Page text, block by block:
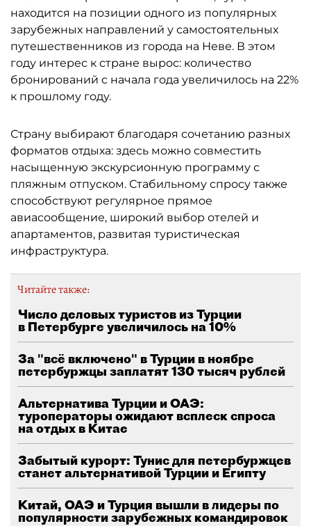
находится на позиции одного из популярных
зарубежных направлений у самостоятельных
путешественников из города на Неве. В этом
году интерес к стране вырос: количество
бронирований с начала года увеличилось на 22%
к прошлому году.
Страну выбирают благодаря сочетанию разных
форматов отдыха: здесь можно совместить
насыщенную экскурсионную программу с
пляжным отпуском. Стабильному спросу также
способствуют регулярное прямое
авиасообщение, широкий выбор отелей и
апартаментов, развитая туристическая
инфраструктура.
Читайте также:
Число деловых туристов из Турции
в Петербурге увеличилось на 10%
За "всё включено" в Турции в ноябре
петербуржцы заплатят 130 тысяч рублей
Альтернатива Турции и ОАЭ:
туроператоры ожидают всплеск спроса
на отдых в Китае
Забытый курорт: Тунис для петербуржцев
станет альтернативой Турции и Египту
Китай, ОАЭ и Турция вышли в лидеры по
популярности зарубежных командировок